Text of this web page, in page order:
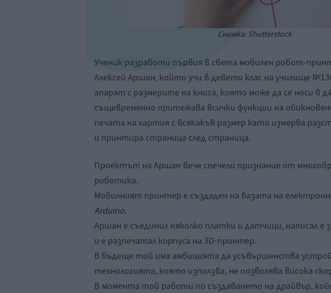
Снимка: Shutterstock
Ученик разработи първия в света мобилен робот-
Алексей Аршан, който учи в девети клас на училище
апарат с размерите на книга, която може да се носи в
същевременно притежава всички функции на
печата на хартия с всякакъв размер като измерва
и принтира страница след страница.
Проектът на Аршан вече спечели признание от
роботика.
Мобилният принтер е създаден на базата на
Arduino.
Аршан е съединил няколко платки и датчици, написал е
и е разпечатал корпуса на 3D-принтер.
В бъдеще той има амбицията да усъвършенства
технологията, която използва, не позволява висока
В момента той работи по създаването на драйвър,